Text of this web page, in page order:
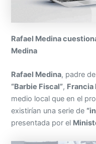
Rafael Medina
Medina
Rafael Medina, padre
“Barbie Fiscal”, Francia
medio local que en el
existirían una serie de
presentada por el